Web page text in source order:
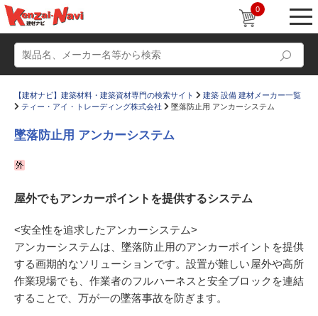
0
かたなび コラム
すまいリング 設計士インタビュー
Q＆A 販売・施工代理店募集
お気に入り
【建材ナビ】建築材料・建築資材専門の検索サイト
建築 設備 建材メーカー一覧
ティー・アイ・トレーディング株式会社
墜落防止用 アンカーシステム
墜落防止用 アンカーシステム
屋外でもアンカーポイントを提供するシステム
<安全性を追求したアンカーシステム>
アンカーシステムは、墜落防止用のアンカーポイントを提供
する画期的なソリューションです。設置が難しい屋外や高所
作業現場でも、作業者のフルハーネスと安全ブロックを連結
することで、万が一の墜落事故を防ぎます。